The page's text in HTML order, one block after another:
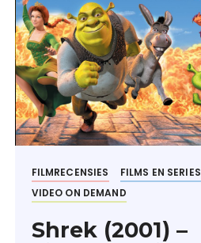
FILMRECENSIES FILMS EN SERIES
VIDEO ON DEMAND
Shrek (2001) –